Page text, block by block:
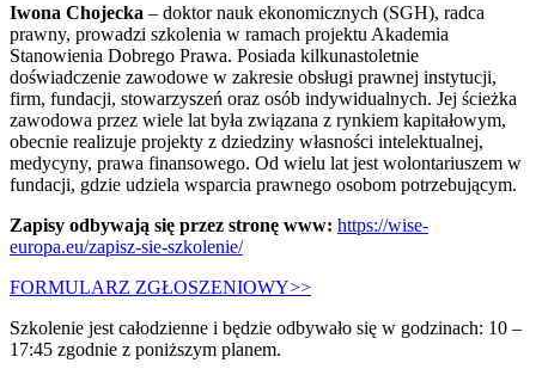
Iwona Chojecka – doktor nauk ekonomicznych (SGH), radca
prawny, prowadzi szkolenia w ramach projektu Akademia
Stanowienia Dobrego Prawa. Posiada kilkunastoletnie
doświadczenie zawodowe w zakresie obsługi prawnej instytucji,
firm, fundacji, stowarzyszeń oraz osób indywidualnych. Jej ścieżka
zawodowa przez wiele lat była związana z rynkiem kapitałowym,
obecnie realizuje projekty z dziedziny własności intelektualnej,
medycyny, prawa finansowego. Od wielu lat jest wolontariuszem w
fundacji, gdzie udziela wsparcia prawnego osobom potrzebującym.
Zapisy odbywają się przez stronę www: https://wise-
europa.eu/zapisz-sie-szkolenie/
FORMULARZ ZGŁOSZENIOWY>>
Szkolenie jest całodzienne i będzie odbywało się w godzinach: 10 –
17:45 zgodnie z poniższym planem.